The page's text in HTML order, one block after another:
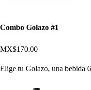
Combo Golazo #1
MX$170.00
Elige tu Golazo, una bebida